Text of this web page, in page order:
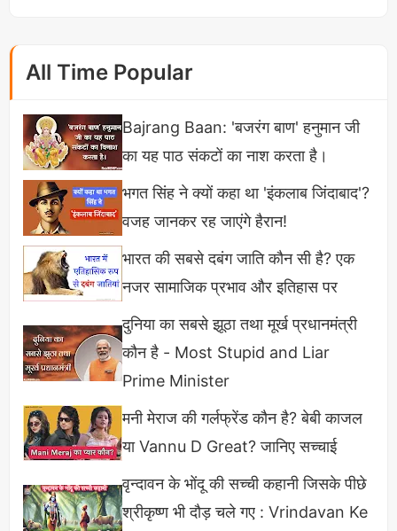
असल मायने में शास्त्री असल "गाँधीवादी" और
महात्मा के सच्चे सिपाही थे।
लाल बहादुर शास्त्री का आज जन्मदिन है आज के परिवेश में कई
राजनीतिक दल उन्हें अपना-अपना नेता बनाने की खीचम तान में
लगे रहते हैं कई बार तो गाँधी और शास्त्री जी को आमने सामने
कर दिया जाता है लेकिन असल में गाँधी,शास्त्री के वैचारिक
आदर्श हैं वह गांधी के पीढ़ी के अग्रज कहे जा सकते हैं। लाल
बहादुर शास्त्री ने अपना सम्पूर्ण जीवन गाँधी के मूल्यों और आदर्शों
को समर्पित कर दिया, उनकी जयंती पर कोटि कोटि नमन।
All Time Popular
Bajrang Baan: 'बजरंग बाण' हनुमान जी
का यह पाठ संकटों का नाश करता है।
भगत सिंह ने क्यों कहा था 'इंकलाब जिंदाबाद'?
वजह जानकर रह जाएंगे हैरान!
भारत की सबसे दबंग जाति कौन सी है? एक
नजर सामाजिक प्रभाव और इतिहास पर
दुनिया का सबसे झूठा तथा मूर्ख प्रधानमंत्री
कौन है - Most Stupid and Liar
Prime Minister
मनी मेराज की गर्लफ्रेंड कौन है? बेबी काजल
या Vannu D Great? जानिए सच्चाई
वृन्दावन के भोंदू की सच्ची कहानी जिसके पीछे
श्रीकृष्ण भी दौड़ चले गए : Vrindavan Ke